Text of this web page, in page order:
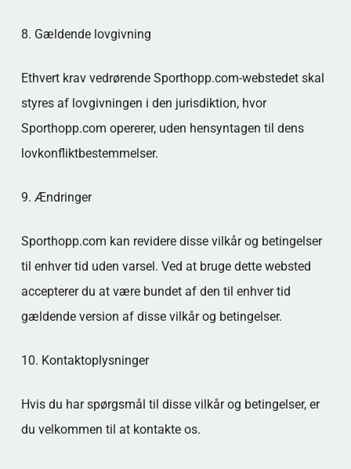
8. Gældende lovgivning
Ethvert krav vedrørende Sporthopp.com-webstedet skal
styres af lovgivningen i den jurisdiktion, hvor
Sporthopp.com opererer, uden hensyntagen til dens
lovkonfliktbestemmelser.
9. Ændringer
Sporthopp.com kan revidere disse vilkår og betingelser
til enhver tid uden varsel. Ved at bruge dette websted
accepterer du at være bundet af den til enhver tid
gældende version af disse vilkår og betingelser.
10. Kontaktoplysninger
Hvis du har spørgsmål til disse vilkår og betingelser, er
du velkommen til at kontakte os.